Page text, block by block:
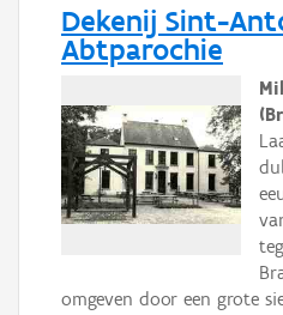
Dekenij Sint-
Abtparochie
omgeven door een grote